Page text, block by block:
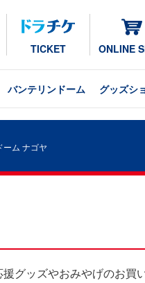
TICKET ONLINE
バンテリンドーム グッズシ
ーム ナゴヤ
グッズやおみやげのお買